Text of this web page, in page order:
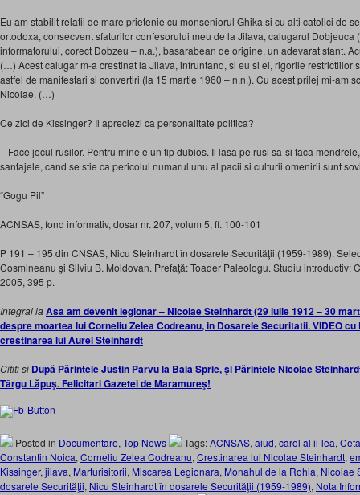
Eu am stabilit relatii de mare prietenie cu monseniorul Ghika si cu alti catolici de
ortodoxa, consecvent sfaturilor confesorului meu de la Jilava, calugarul Dobjeuca
informatorului, corect Dobzeu – n.a.), basarabean de origine, un adevarat sfant.
(…) Acest calugar m-a crestinat la Jilava, infruntand, si eu si el, rigorile restrictiilor
astfel de manifestari si convertiri (la 15 martie 1960 – n.n.). Cu acest prilej mi-am
Nicolae. (…)
Ce zici de Kissinger? Il apreciezi ca personalitate politica?
– Face jocul rusilor. Pentru mine e un tip dubios. Ii lasa pe rusi sa-si faca
santajele, cand se stie ca pericolul numarul unu al pacii si culturii omenirii sunt
“Gogu Pil”
ACNSAS, fond informativ, dosar nr. 207, volum 5, ff. 100-101
P 191 – 195 din CNSAS, Nicu Steinhardt în dosarele Securităţii (1959-1989).
Cosmineanu şi Silviu B. Moldovan. Prefaţă: Toader Paleologu. Studiu introductiv:
2005, 395 p.
Integral laAsa am devenit legionar – Nicolae Steinhardt (29 iulie 1912 – 30
despre moartea lui Corneliu Zelea Codreanu, in Dosarele Securitatii. VIDEO
crestinarea lui Aurel Steinhardt
Cititi si După Părintele Justin Pârvu la Baia Sprie, şi Părintele Nicolae
Târgu Lăpuş. Felicitari Gazetei de Maramureş!
Posted in Documentare, Top News Tags:ACNSAS, aiud, carol al ii-lea,
Constantin Noica, Corneliu Zelea Codreanu, Crestinarea lui Nicolae Steinhardt,
Kissinger, jilava, Marturisitorii, Miscarea Legionara, Monahul de la Rohia, Nicolae
dosarele Securităţii, Nicu Steinhardt în dosarele Securităţii (1959-1989), Nota